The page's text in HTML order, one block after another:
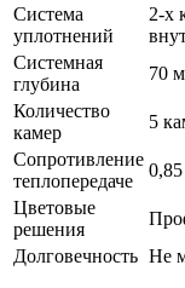
Система
уплотнений
2-х
Системная
глубина
70
Количество
камер
5
Сопротивление
теплопередаче
Цветовые
решения
Долговечность Не